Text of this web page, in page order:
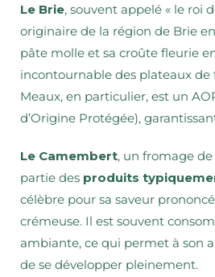
Le Brie, souvent appelé « le roi
originaire de la région de Brie
pâte molle et sa croûte fleurie
incontournable des plateaux de
Meaux, en particulier, est un
d’Origine Protégée),
Le Camembert, un fromage
partie des produits
célèbre pour sa saveur
crémeuse. Il est souvent
ambiante, ce qui permet à son
de se développer pleinement.